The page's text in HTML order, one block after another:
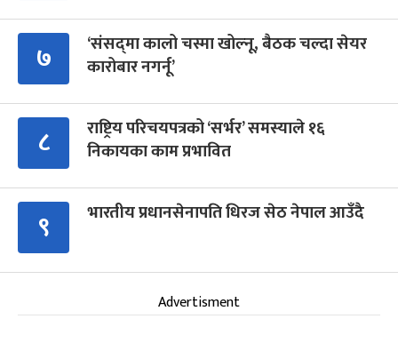
७
‘संसद्‍मा कालो चस्मा खोल्नू, बैठक चल्दा सेयर
कारोबार नगर्नू’
८
राष्ट्रिय परिचयपत्रको ‘सर्भर’ समस्याले १६
निकायका काम प्रभावित
९ भारतीय प्रधानसेनापति धिरज सेठ नेपाल आउँदै
Advertisment